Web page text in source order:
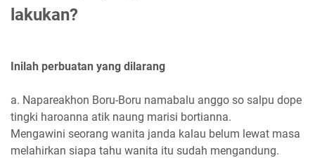
lakukan?
Inilah perbuatan yang dilarang
a. Napareakhon Boru-Boru namabalu anggo so salpu dope
tingki haroanna atik naung marisi bortianna.
Mengawini seorang wanita janda kalau belum lewat masa
melahirkan siapa tahu wanita itu sudah mengandung.